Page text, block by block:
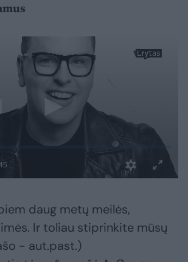
daug metų meilės,
Ir toliau stiprinkite mūsų
- aut.past.)